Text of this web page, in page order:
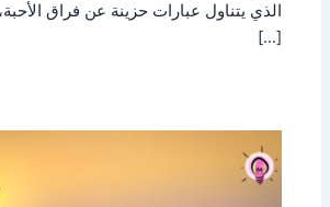
الذي يتناول عبارات حزينة عن فراق
[…]